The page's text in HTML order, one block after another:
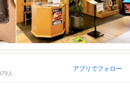
人
アプリでフォロー